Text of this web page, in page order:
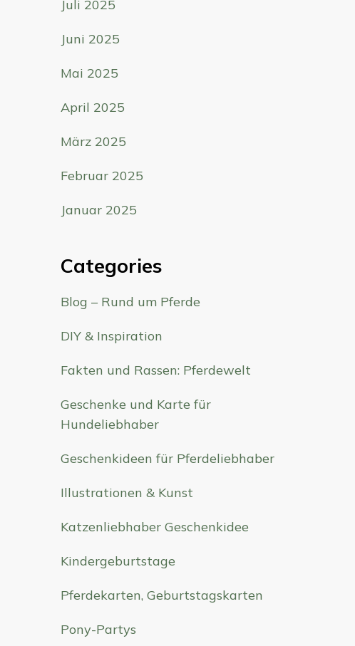
Juli 2025
Juni 2025
Mai 2025
April 2025
März 2025
Februar 2025
Januar 2025
Categories
Blog – Rund um Pferde
DIY & Inspiration
Fakten und Rassen: Pferdewelt
Geschenke und Karte für
Hundeliebhaber
Geschenkideen für Pferdeliebhaber
Illustrationen & Kunst
Katzenliebhaber Geschenkidee
Kindergeburtstage
Pferdekarten, Geburtstagskarten
Pony-Partys